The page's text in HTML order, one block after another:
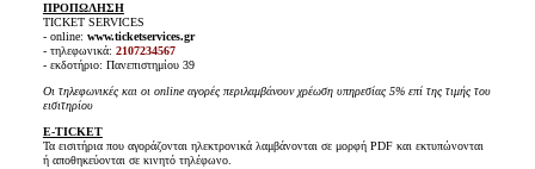
ΠΡΟΠΩΛΗΣΗ
TICKET SERVICES
- online: www.ticketservices.gr
- τηλεφωνικά: 2107234567
- εκδοτήριο: Πανεπιστημίου 39
Οι τηλεφωνικές και οι online αγορές περιλαμβάνουν χρέωση υπηρεσίας 5% επί της τιμής του
εισιτηρίου
E-TICKET
Τα εισιτήρια που αγοράζονται ηλεκτρονικά λαμβάνονται σε μορφή PDF και εκτυπώνονται
ή αποθηκεύονται σε κινητό τηλέφωνο.